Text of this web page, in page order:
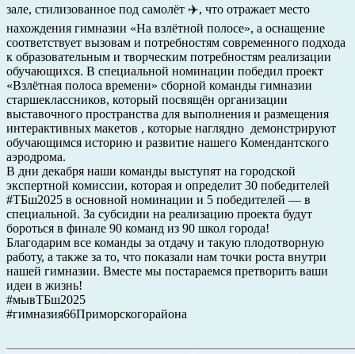
зале, стилизованное под самолёт ✈️, что отражает место
нахождения гимназии «На взлётной полосе», а оснащение
соответствует вызовам и потребностям современного подхода
к образовательным и творческим потребностям реализации
обучающихся. В специальной номинации победил проект
«Взлётная полоса времени» сборной команды гимназии
старшеклассников, который посвящён организации
выставочного пространства для выполнения и размещения
интерактивных макетов , которые наглядно демонстрируют
обучающимся историю и развитие нашего Комендантского
аэродрома.
В дни декабря наши команды выступят на городской
экспертной комиссии, которая и определит 30 победителей
#ТБш2025 в основной номинации и 5 победителей — в
специальной. За субсидии на реализацию проекта будут
бороться в финале 90 команд из 90 школ города!
Благодарим все команды за отдачу и такую плодотворную
работу, а также за то, что показали нам точки роста внутри
нашей гимназии. Вместе мы постараемся претворить ваши
идеи в жизнь!
#мывТБш2025
#гимназия66Приморскогорайона